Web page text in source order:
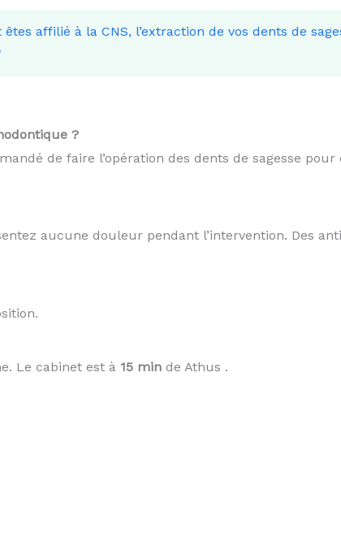
affilié à la CNS, l’extraction de vos dents de
?
de faire l’opération des dents de sagesse pour
aucune douleur pendant l’intervention. Des
Le cabinet est à 15 minde Athus .